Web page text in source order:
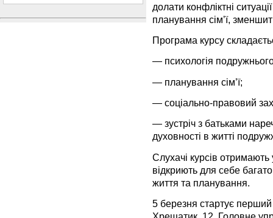
долати конфліктні
планування сім’ї,
Програма курсу
— психологія
— планування сім’ї;
— соціально-правовий
— зустріч з батьками
духовності в житті
Слухачі курсів отримають
відкриють для себе
життя та планування.
5 березня стартує